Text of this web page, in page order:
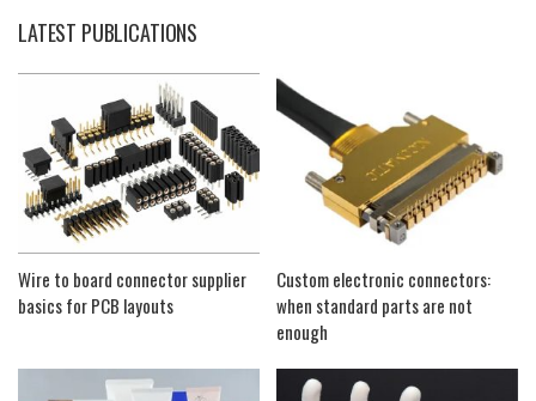
LATEST PUBLICATIONS
Wire to board connector supplier
basics for PCB layouts
Custom electronic connectors:
when standard parts are not
enough